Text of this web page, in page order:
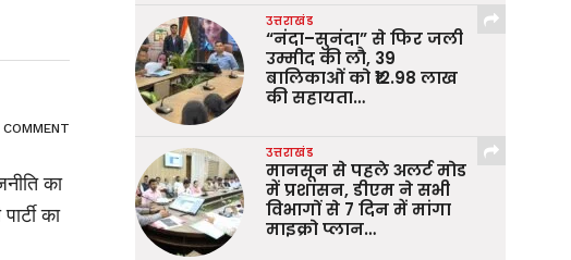
COMMENT
का
का
उत्तराखंड
“नंदा–सुनंदा” से फिर जली
उम्मीद की लौ, 39
बालिकाओं को ₹12.98 लाख
की सहायता…
उत्तराखंड
मानसून से पहले अलर्ट मोड
में प्रशासन, डीएम ने सभी
विभागों से 7 दिन में मांगा
माइक्रो प्लान…